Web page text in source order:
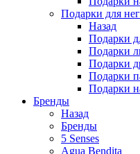
Подарки для
Назад
Подарки
Подарки
Подарки
Подарки
Подарки
Бренды
Назад
Бренды
5 Senses
Agua Bendita